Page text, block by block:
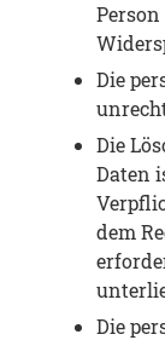
Person
Die
Die
Daten
dem
Die